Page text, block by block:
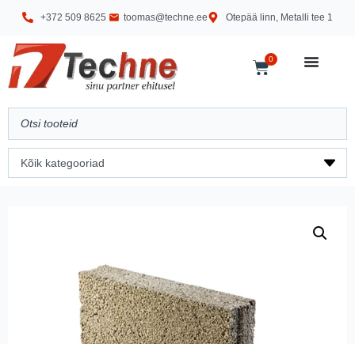
+372 509 8625 toomas@techne.ee Otepää linn, Metalli tee 1
0